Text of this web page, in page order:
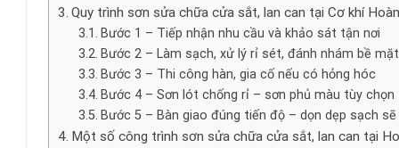
Quy trình sơn sửa chữa cửa sắt, lan can tại Cơ khí
Bước 1 – Tiếp nhận nhu cầu và khảo sát tận nơi
Bước 2 – Làm sạch, xử lý rỉ sét, đánh nhám bề mặt
Bước 3 – Thi công hàn, gia cố nếu có hỏng hóc
Bước 4 – Sơn lót chống rỉ – sơn phủ màu tùy chọn
Bước 5 – Bàn giao đúng tiến độ – dọn dẹp sạch sẽ
Một số công trình sơn sửa chữa cửa sắt, lan can tại